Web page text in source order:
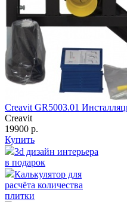
Creavit GR5003.01
Creavit
19900 р.
Купить
3d дизайн интерьера
в подарок
Калькулятор для
расчёта количества
плитки